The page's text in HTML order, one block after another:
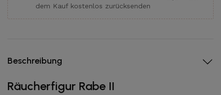
dem Kauf kostenlos zurücksenden
Beschreibung
Räucherfigur Rabe II